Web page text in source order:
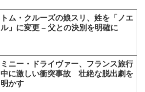
トム・クルーズの娘スリ、姓を「ノエ
ル」に変更 – 父との決別を明確に
ミニー・ドライヴァー、フランス旅行
中に激しい衝突事故 壮絶な脱出劇を
明かす